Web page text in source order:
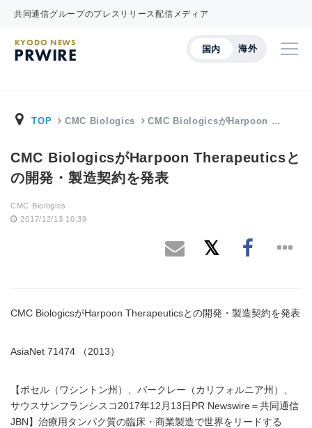
共同通信グループのプレスリリース配信メディア
国内 海外
KYODO NEWS
PRWIRE
TOP CMC Biologics CMC BiologicsがHarpoon …
CMC BiologicsがHarpoon Therapeuticsと
の開発・製造契約を発表
CMC Biologics
2017/12/13 10:39
CMC BiologicsがHarpoon Therapeuticsとの開発・製造契約を発表
AsiaNet 71474 （2013）
【ボセル（ワシントン州）、バークレー（カリフォルニア州）、
サウスサンフランシスコ2017年12月13日PR Newswire＝共同通信
JBN】治療用タンパク質の臨床・商業製造で世界をリードする